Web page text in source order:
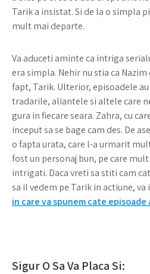
Tarik a insistat. Si de la o simpla
mult mai departe.
Va aduceti aminte ca intriga
era simpla. Nehir nu stia ca Nazim
fapt, Tarik. Ulterior, episoadele
tradarile, aliantele si altele care
gura in fiecare seara. Zahra, cu
inceput sa se bage cam des. De
o fapta urata, care l-a urmarit
fost un personaj bun, pe care
intrigati. Daca vreti sa stiti cam
sa il vedem pe Tarik in actiune,
in care va spunem cate episoade
Sigur O Sa Va Placa Si: